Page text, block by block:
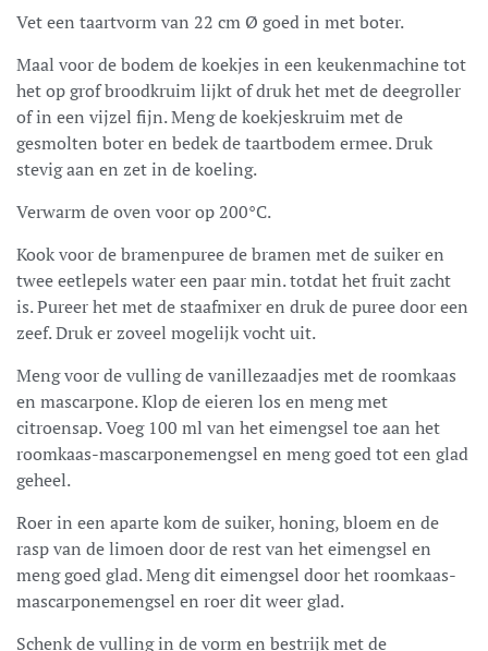
Vet een taartvorm van 22 cm Ø goed in met boter.
Maal voor de bodem de koekjes in een keukenmachine tot
het op grof broodkruim lijkt of druk het met de deegroller
of in een vijzel fijn. Meng de koekjeskruim met de
gesmolten boter en bedek de taartbodem ermee. Druk
stevig aan en zet in de koeling.
Verwarm de oven voor op 200°C.
Kook voor de bramenpuree de bramen met de suiker en
twee eetlepels water een paar min. totdat het fruit zacht
is. Pureer het met de staafmixer en druk de puree door een
zeef. Druk er zoveel mogelijk vocht uit.
Meng voor de vulling de vanillezaadjes met de roomkaas
en mascarpone. Klop de eieren los en meng met
citroensap. Voeg 100 ml van het eimengsel toe aan het
roomkaas-mascarponemengsel en meng goed tot een glad
geheel.
Roer in een aparte kom de suiker, honing, bloem en de
rasp van de limoen door de rest van het eimengsel en
meng goed glad. Meng dit eimengsel door het roomkaas-
mascarponemengsel en roer dit weer glad.
Schenk de vulling in de vorm en bestrijk met de